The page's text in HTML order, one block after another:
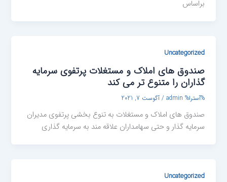
براساس
Uncategorized
صندوق های املاک و مستغلات پرتفوی سرمایه
گذاران را متنوع تر می کند
%آسترا% admin
/آگوست 7, 2021
صندوق های املاک و مستغلات به تنوع بخشی پرتفوی مدیران
سرمایه گذار و حتی سهامداران علاقه مند به سرمایه گذاری
Uncategorized